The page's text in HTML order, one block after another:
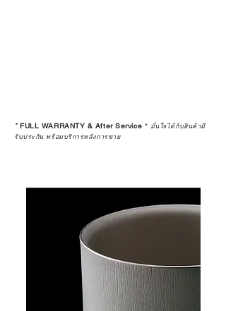
*FULL WARRANTY & After Service * มั่นใจได้กับสินค้ามี
รับประกัน พร้อมบริการหลังการขาย